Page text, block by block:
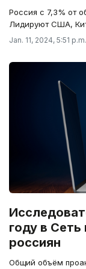
Россия с 7,3% от
Лидируют США,
Jan. 11, 2024, 5:51 p.m.
году в
россиян
Общий объём